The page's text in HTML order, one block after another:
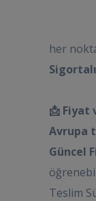
her
📩 Fiyat
Avrupa
Güncel
Teslim